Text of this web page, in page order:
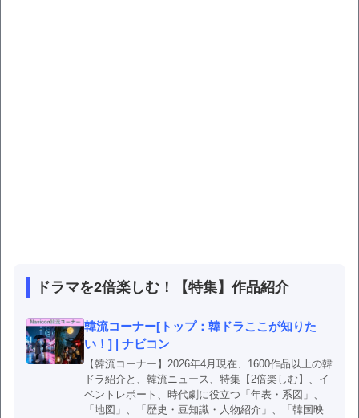
ドラマを2倍楽しむ！【特集】作品紹介
韓流コーナー[トップ：韓ドラここが知りた
い！] | ナビコン
【韓流コーナー】2026年4月現在、1600作品以上の韓
ドラ紹介と、韓流ニュース、特集【2倍楽しむ】、イ
ベントレポート、時代劇に役立つ「年表・系図」、
「地図」、「歴史・豆知識・人物紹介」、「韓国映